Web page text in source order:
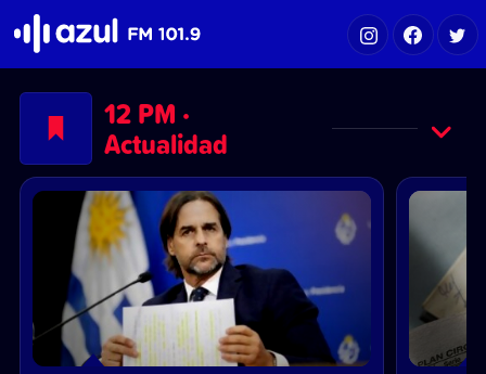
12 PM ·
Actualidad